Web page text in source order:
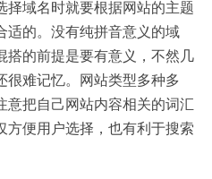
域名时就要根据网站的主题
适的。没有纯拼音意义的域
搭的前提是要有意义，不然几
很难记忆。网站类型多种多
把自己网站内容相关的词汇
便用户选择，也有利于搜索